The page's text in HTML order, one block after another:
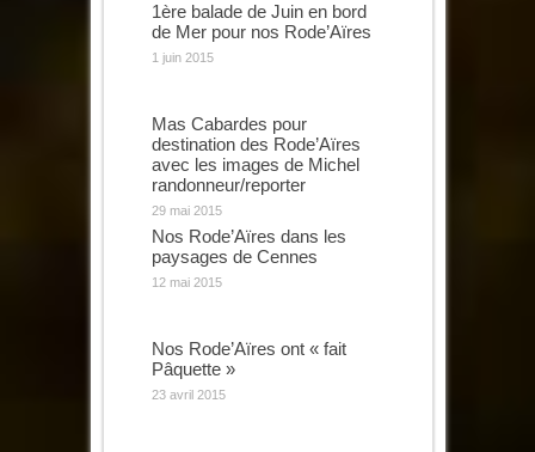
1ère balade de Juin en bord
de Mer pour nos Rode’Aïres
1 juin 2015
Mas Cabardes pour
destination des Rode’Aïres
avec les images de Michel
randonneur/reporter
29 mai 2015
Nos Rode’Aïres dans les
paysages de Cennes
12 mai 2015
Nos Rode’Aïres ont « fait
Pâquette »
23 avril 2015